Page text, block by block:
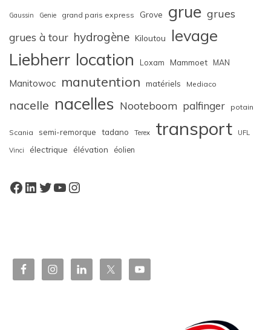
Gaussin Genie grand paris express Grove grue grues
grues à tour hydrogène Kiloutou levage
Liebherr location Loxam Mammoet MAN
Manitowoc manutention matériels Mediaco
nacelle nacelles Nooteboom palfinger potain
Scania semi-remorque tadano Terex transport UFL
Vinci électrique élévation éolien
Facebook
LinkedIn
Twitter
YouTube
Instagram